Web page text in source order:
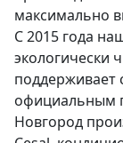
максимально
С 2015 года
экологически
поддерживает
официальным
Новгород